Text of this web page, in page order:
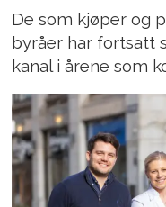
De som kjøper og
byråer har fortsatt
kanal i årene som